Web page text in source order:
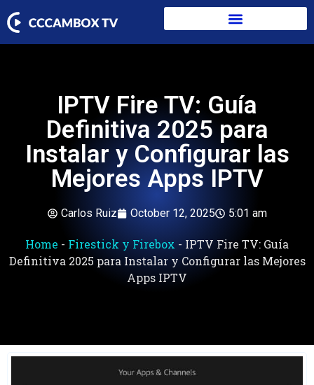
IPTV Fire TV: Guía
Definitiva 2025 para
Instalar y Configurar las
Mejores Apps IPTV
Carlos Ruiz October 12, 2025 5:01 am
Home - Firestick y Firebox - IPTV Fire TV: Guía
Definitiva 2025 para Instalar y Configurar las Mejores
Apps IPTV